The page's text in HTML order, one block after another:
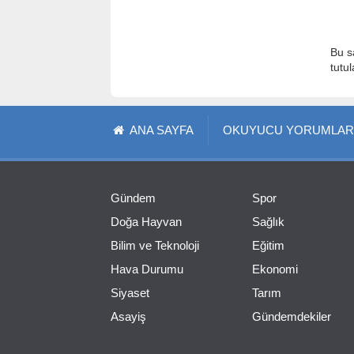
Bu
ANA SAYFA OKUYUCU
Gündem
Doğa Hayvan
Bilim ve Teknoloji
Hava Durumu
Siyaset
Asayiş
Spor
Sağlık
Eğitim
Ekonomi
Tarım
Gündemdekiler